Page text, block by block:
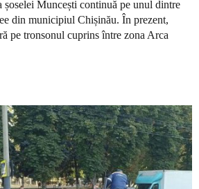
șoselei Muncești continuă pe unul dintre
din municipiul Chișinău. În prezent,
pe tronsonul cuprins între zona Arca